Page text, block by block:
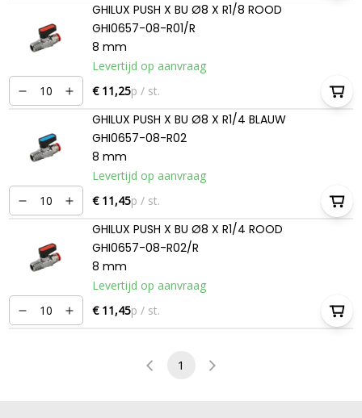
GHILUX PUSH X BU Ø8 X R1/8 ROOD
GHI0657-08-R01/R
8 mm
Levertijd op aanvraag
€ 11,25p / st.
GHILUX PUSH X BU Ø8 X R1/4 BLAUW
GHI0657-08-R02
8 mm
Levertijd op aanvraag
€ 11,45p / st.
GHILUX PUSH X BU Ø8 X R1/4 ROOD
GHI0657-08-R02/R
8 mm
Levertijd op aanvraag
€ 11,45p / st.
1